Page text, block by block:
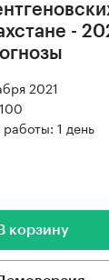
-
2021
1 день
В корзину